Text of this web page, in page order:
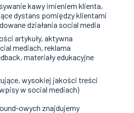
kawy imieniem klienta,
dystans pomiędzy klientami
działania social media
artykuły, aktywna
mediach, reklama
materiały edukacyjne
wysokiej jakości treści
w social mediach)
owych znajdujemy